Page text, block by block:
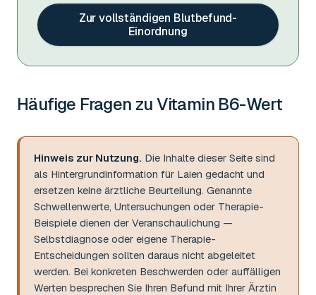
Zur vollständigen Blutbefund-
Einordnung
Häufige Fragen zuVitamin B6-Wert
Hinweis zur Nutzung. Die Inhalte dieser Seite sind
als Hintergrundinformation für Laien gedacht und
ersetzen keine ärztliche Beurteilung. Genannte
Schwellenwerte, Untersuchungen oder Therapie-
Beispiele dienen der Veranschaulichung —
Selbstdiagnose oder eigene Therapie-
Entscheidungen sollten daraus nicht abgeleitet
werden. Bei konkreten Beschwerden oder auffälligen
Werten besprechen Sie Ihren Befund mit Ihrer Ärztin